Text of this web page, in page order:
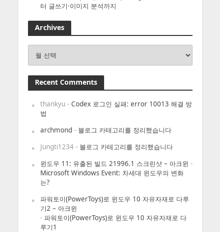
터 글쓰기·이미지 분석까지
Archives
Recent Comments
thankyu - Codex 로그인 실패: error 10013 해결 방
법
archmond- 블로그 카테고리를 정리했습니다
Jungti1234- 블로그 카테고리를 정리했습니다
윈도우 11: 유출된 빌드 21996.1 스크린샷 – 아크윈 -
Microsoft Windows Event: 차세대 윈도우의 변화
는?
파워토이(PowerToys)로 윈도우 10 자유자재로 다루
기2 – 아크윈
- 파워토이(PowerToys)로 윈도우 10 자유자재로 다
루기1